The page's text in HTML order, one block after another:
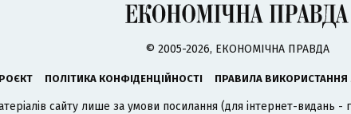
© 2005-2026, ЕКОНОМІЧНА ПРАВДА
ПОЛІТИКА КОНФІДЕНЦІЙНОСТІ ПРАВИЛА ВИКОРИСТАННЯ
сайту лише за умови посилання (для інтернет-видань -